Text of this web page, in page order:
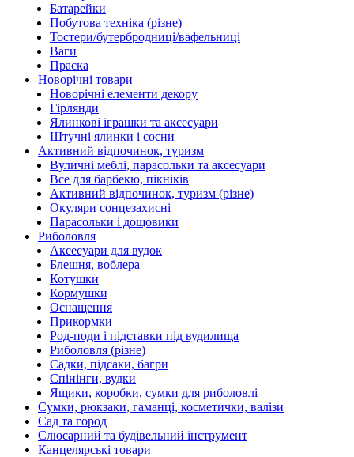
Батарейки
Побутова техніка (різне)
Тостери/бутербродниці/вафельниці
Ваги
Праска
Новорічні товари
Новорічні елементи декору
Гірлянди
Ялинкові іграшки та аксесуари
Штучні ялинки і сосни
Активний відпочинок, туризм
Вуличні меблі, парасольки та аксесуари
Все для барбекю, пікніків
Активний відпочинок, туризм (різне)
Окуляри сонцезахисні
Парасольки і дощовики
Риболовля
Аксесуари для вудок
Блешня, воблера
Котушки
Кормушки
Оснащення
Прикормки
Род-поди і підставки під вудилища
Риболовля (різне)
Садки, підсаки, багри
Спінінги, вудки
Ящики, коробки, сумки для риболовлі
Сумки, рюкзаки, гаманці, косметички, валізи
Сад та город
Слюсарний та будівельний інструмент
Канцелярські товари